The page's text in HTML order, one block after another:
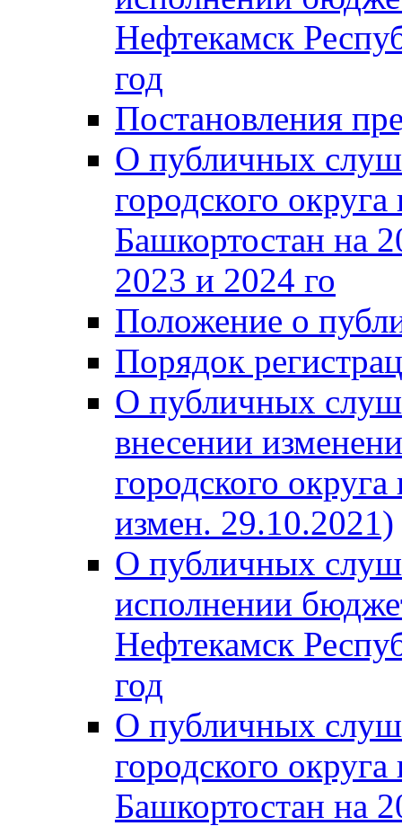
Нефтекамск
год
Постановления
О публичных
городского
Башкортостан на
2023 и 2024 го
Положение о
Порядок
О публичных
внесении
городского
измен. 29.10.2021)
О публичных
исполнении
Нефтекамск
год
О публичных
городского
Башкортостан на